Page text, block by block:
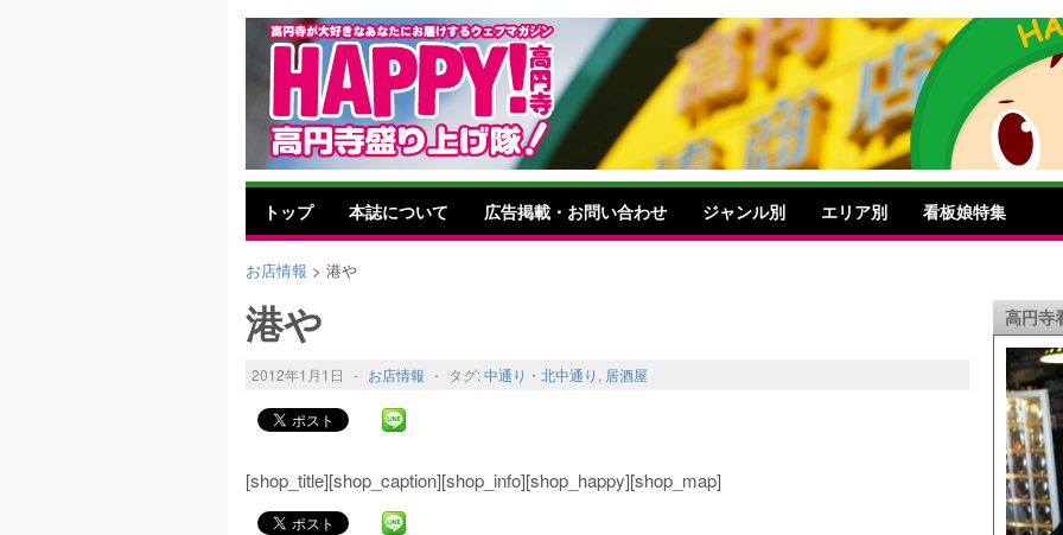
トップ 本誌について 広告掲載・お問い合わせ ジャンル別 エリア別 看板娘特集
お店情報 > 港や
港や
2012年1月1日 - お店情報 - タグ:中通り・北中通り , 居酒屋
[shop_title][shop_caption][shop_info][shop_happy][shop_map]
高円寺